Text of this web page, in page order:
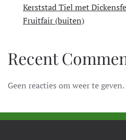
Kerststad Tiel met
Fruitfair (buiten)
Recent
Geen reacties om weer te geven.